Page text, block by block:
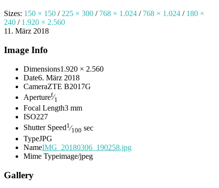
Sizes: 150 × 150 / 225 × 300 / 768 × 1.024 / 768 × 1.024 / 180 ×
240 / 1.920 × 2.560
11. März 2018
Image Info
Dimensions1.920 × 2.560
Date6. März 2018
CameraZTE B2017G
Aperturef⁄1
Focal Length3 mm
ISO227
Shutter Speed1 ⁄100 sec
TypeJPG
NameIMG_20180306_190258.jpg
Mime Typeimage/jpeg
Gallery